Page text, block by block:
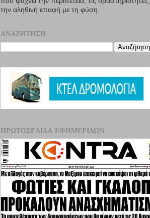
την αληθινή επαφή µε τη φύση.
ΑΝΑΖΉΤΗΣΗ
ΠΡΩΤΟΣΈΛΙΔΑ ΕΦΗΜΕΡΊΔΩΝ